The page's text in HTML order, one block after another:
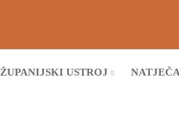
ŽUPANIJSKI USTROJ